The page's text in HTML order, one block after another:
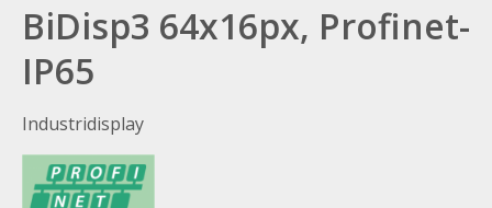
BiDisp3 64x16px, Profinet-
IP65
Industridisplay